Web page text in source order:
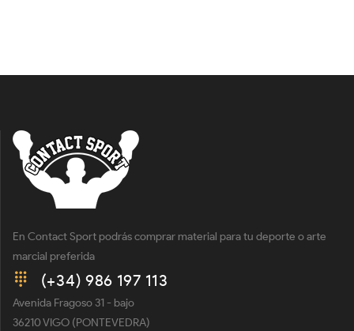
En Contact Sport podrás comprar material para tu deporte o arte
marcial preferida
(+34) 986 197 113
Avenida Fragoso 31 - bajo
36210 VIGO (PONTEVEDRA)